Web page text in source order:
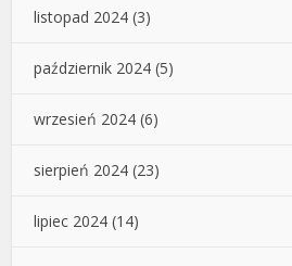
listopad 2024 (3)
październik 2024 (5)
wrzesień 2024 (6)
sierpień 2024 (23)
lipiec 2024 (14)